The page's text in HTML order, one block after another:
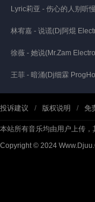
Lyric莉亚 - 伤心的人别听
林宥嘉 - 说谎(Dj阿焜
徐薇 - 她说(Mr.Zam
王菲 - 暗涌(Dj细霖
投诉建议 / 版权说明 / 免
本站所有音乐均由用户上传
Copyright © 2024